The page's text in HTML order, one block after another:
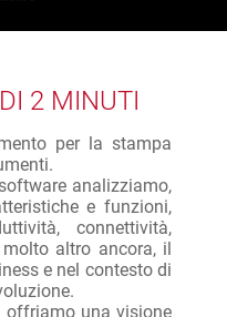
2 MINUTI
per la stampa
analizziamo,
e funzioni,
connettività,
altro ancora, il
e nel contesto di
offriamo una visione